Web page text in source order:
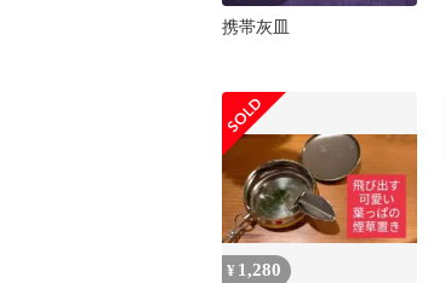
携帯灰皿
¥ 1,280